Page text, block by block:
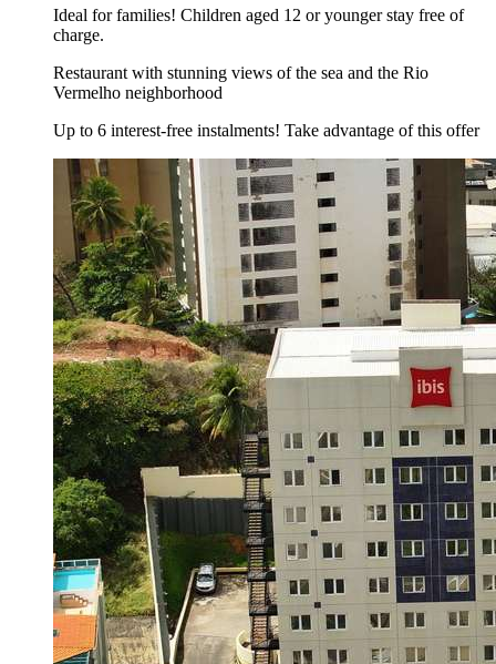
Ideal for families! Children aged 12 or younger stay free of
charge.
Restaurant with stunning views of the sea and the Rio
Vermelho neighborhood
Up to 6 interest-free instalments! Take advantage of this offer